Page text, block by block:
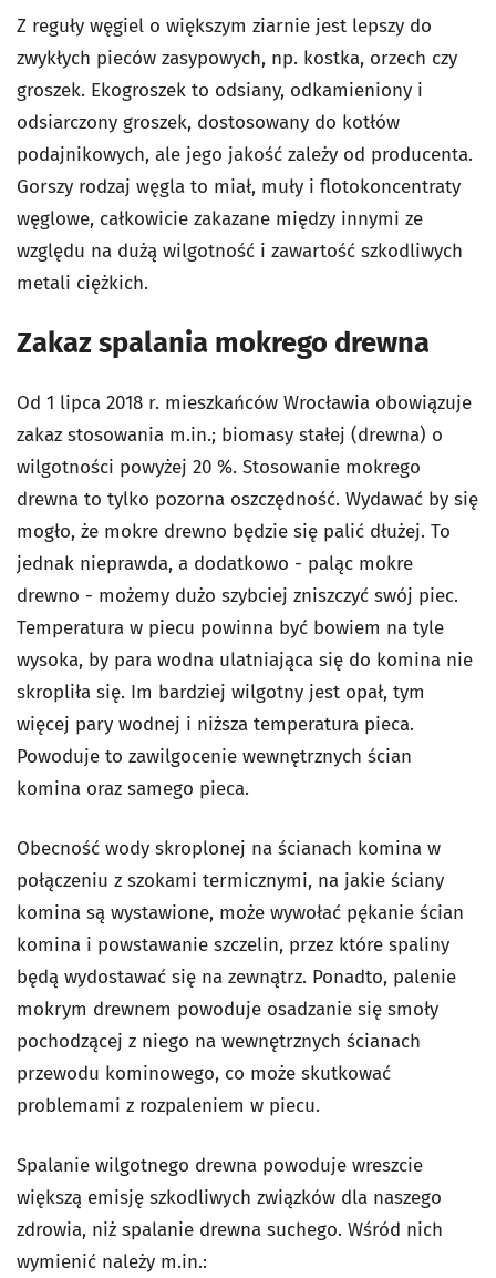
Z reguły węgiel o większym ziarnie jest lepszy do
zwykłych pieców zasypowych, np. kostka, orzech czy
groszek. Ekogroszek to odsiany, odkamieniony i
odsiarczony groszek, dostosowany do kotłów
podajnikowych, ale jego jakość zależy od producenta.
Gorszy rodzaj węgla to miał, muły i flotokoncentraty
węglowe, całkowicie zakazane między innymi ze
względu na dużą wilgotność i zawartość szkodliwych
metali ciężkich.
Zakaz spalania mokrego drewna
Od 1 lipca 2018 r. mieszkańców Wrocławia obowiązuje
zakaz stosowania m.in.; biomasy stałej (drewna) o
wilgotności powyżej 20 %. Stosowanie mokrego
drewna to tylko pozorna oszczędność. Wydawać by się
mogło, że mokre drewno będzie się palić dłużej. To
jednak nieprawda, a dodatkowo - paląc mokre
drewno - możemy dużo szybciej zniszczyć swój piec.
Temperatura w piecu powinna być bowiem na tyle
wysoka, by para wodna ulatniająca się do komina nie
skropliła się. Im bardziej wilgotny jest opał, tym
więcej pary wodnej i niższa temperatura pieca.
Powoduje to zawilgocenie wewnętrznych ścian
komina oraz samego pieca.
Obecność wody skroplonej na ścianach komina w
połączeniu z szokami termicznymi, na jakie ściany
komina są wystawione, może wywołać pękanie ścian
komina i powstawanie szczelin, przez które spaliny
będą wydostawać się na zewnątrz. Ponadto, palenie
mokrym drewnem powoduje osadzanie się smoły
pochodzącej z niego na wewnętrznych ścianach
przewodu kominowego, co może skutkować
problemami z rozpaleniem w piecu.
Spalanie wilgotnego drewna powoduje wreszcie
większą emisję szkodliwych związków dla naszego
zdrowia, niż spalanie drewna suchego. Wśród nich
wymienić należy m.in.: